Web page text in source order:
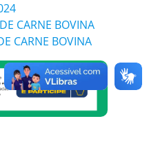
CARNE BOVINA
CARNE BOVINA